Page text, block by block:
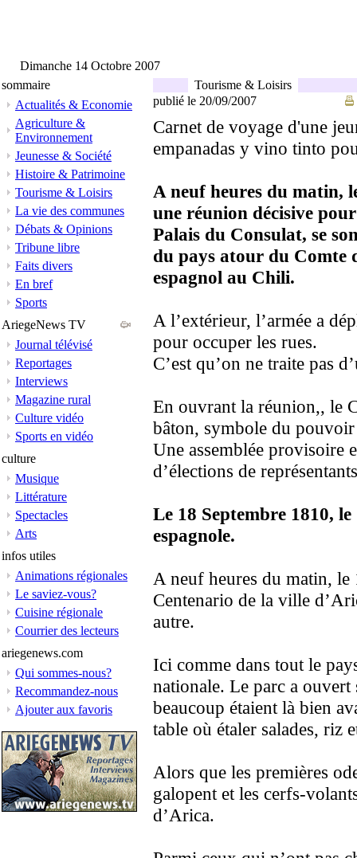
Dimanche 14 Octobre 2007
sommaire
Actualités & Economie
Agriculture &
Environnement
Jeunesse & Société
Histoire & Patrimoine
Tourisme & Loisirs
La vie des communes
Débats & Opinions
Tribune libre
Faits divers
En bref
Sports
AriegeNews TV
Journal télévisé
Reportages
Interviews
Magazine rural
Culture vidéo
Sports en vidéo
culture
Musique
Littérature
Spectacles
Arts
infos utiles
Animations régionales
Le saviez-vous?
Cuisine régionale
Courrier des lecteurs
ariegenews.com
Qui sommes-nous?
Recommandez-nous
Ajouter aux favoris
Tourisme & Loisirs
publié le 20/09/2007
Carnet de voyage d'une
empanadas y vino tinto
A neuf heures du matin,
une réunion décisive
Palais du Consulat, se
du pays atour du Comte
espagnol au Chili.
A l’extérieur, l’armée a
pour occuper les rues.
C’est qu’on ne traite pas
En ouvrant la réunion,, le
bâton, symbole du
Une assemblée provisoire
d’élections de
Le 18 Septembre 1810,
espagnole.
A neuf heures du matin, le
Centenario de la ville
autre.
Ici comme dans tout le
nationale. Le parc a ouvert
beaucoup étaient là bien
table où étaler salades, riz
Alors que les premières
galopent et les cerfs-
d’Arica.